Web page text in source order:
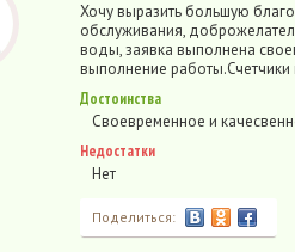
Хочу выразить большую
обслуживания,
воды, заявка выполнена
выполнение
Достоинства
Своевременное и
Недостатки
Нет
Поделиться: